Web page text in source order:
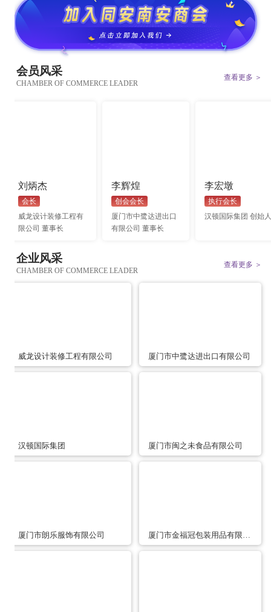
会员风采
CHAMBER OF COMMERCE LEADER
查看更多 ＞
刘炳杰
会长
威龙设计装修工程有
限公司 董事长
李辉煌
创会会长
厦门市中鹭达进出口
有限公司 董事长
李宏墩
执行会长
汉顿国际集团 创始人
企业风采
CHAMBER OF COMMERCE LEADER
查看更多 ＞
威龙设计装修工程有限公司 厦门市中鹭达进出口有限公司
汉顿国际集团 厦门市闽之未食品有限公司
厦门市朗乐服饰有限公司